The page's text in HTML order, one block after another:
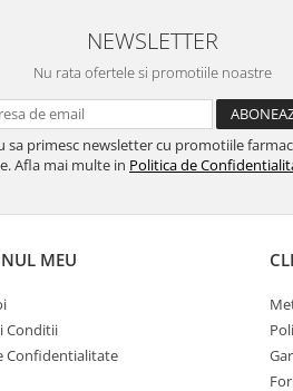
NEWSLETTER
Nu rata ofertele si promotiile noastre
sa primesc newsletter cu promotiile
Afla mai multe in Politica de
MEU
Conditii
Confidentialitate